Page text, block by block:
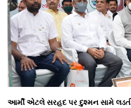
આર્મી એટલે સરહદ પર દુશ્મન સામે